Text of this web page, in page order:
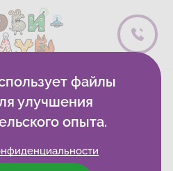
файлы
улучшения
опыта.